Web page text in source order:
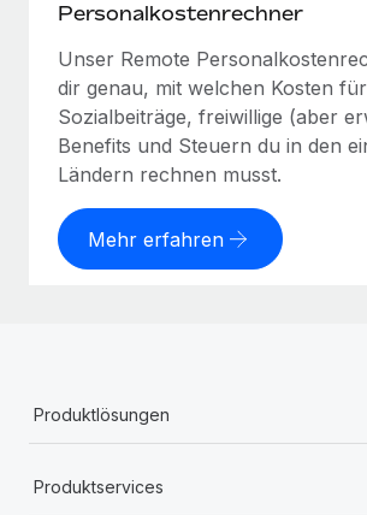
Personalkostenrechner
Unser Remote
dir genau, mit welchen Kosten
Sozialbeiträge, freiwillige (aber
Benefits und Steuern du in den
Ländern rechnen musst.
Mehr erfahren
Produktlösungen
Produktservices